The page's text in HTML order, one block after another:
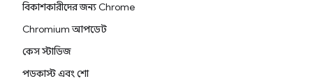
বিকাশকারীদের জন্য Chrome
Chromium আপডেট
কেস স্টাডিজ
পডকাস্ট এবং শো